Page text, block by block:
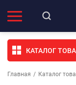
КАТАЛОГ
Главная / Каталог